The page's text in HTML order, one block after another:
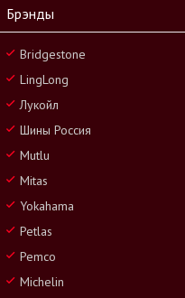
Брэнды
Bridgestone
LingLong
Лукойл
Шины Россия
Mutlu
Mitas
Yokahama
Petlas
Pemco
Michelin